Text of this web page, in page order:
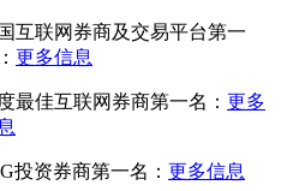
互联网券商及交易平台第一
更多信息
最佳互联网券商第一名： 更多
投资券商第一名： 更多信息